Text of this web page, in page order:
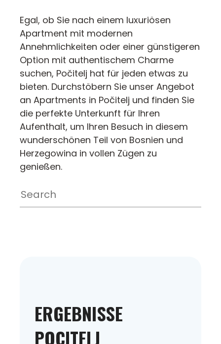
Egal, ob Sie nach einem luxuriösen
Apartment mit modernen
Annehmlichkeiten oder einer günstigeren
Option mit authentischem Charme
suchen, Počitelj hat für jeden etwas zu
bieten. Durchstöbern Sie unser Angebot
an Apartments in Počitelj und finden Sie
die perfekte Unterkunft für Ihren
Aufenthalt, um Ihren Besuch in diesem
wunderschönen Teil von Bosnien und
Herzegowina in vollen Zügen zu
genießen.
ERGEBNISSE
POCITELJ